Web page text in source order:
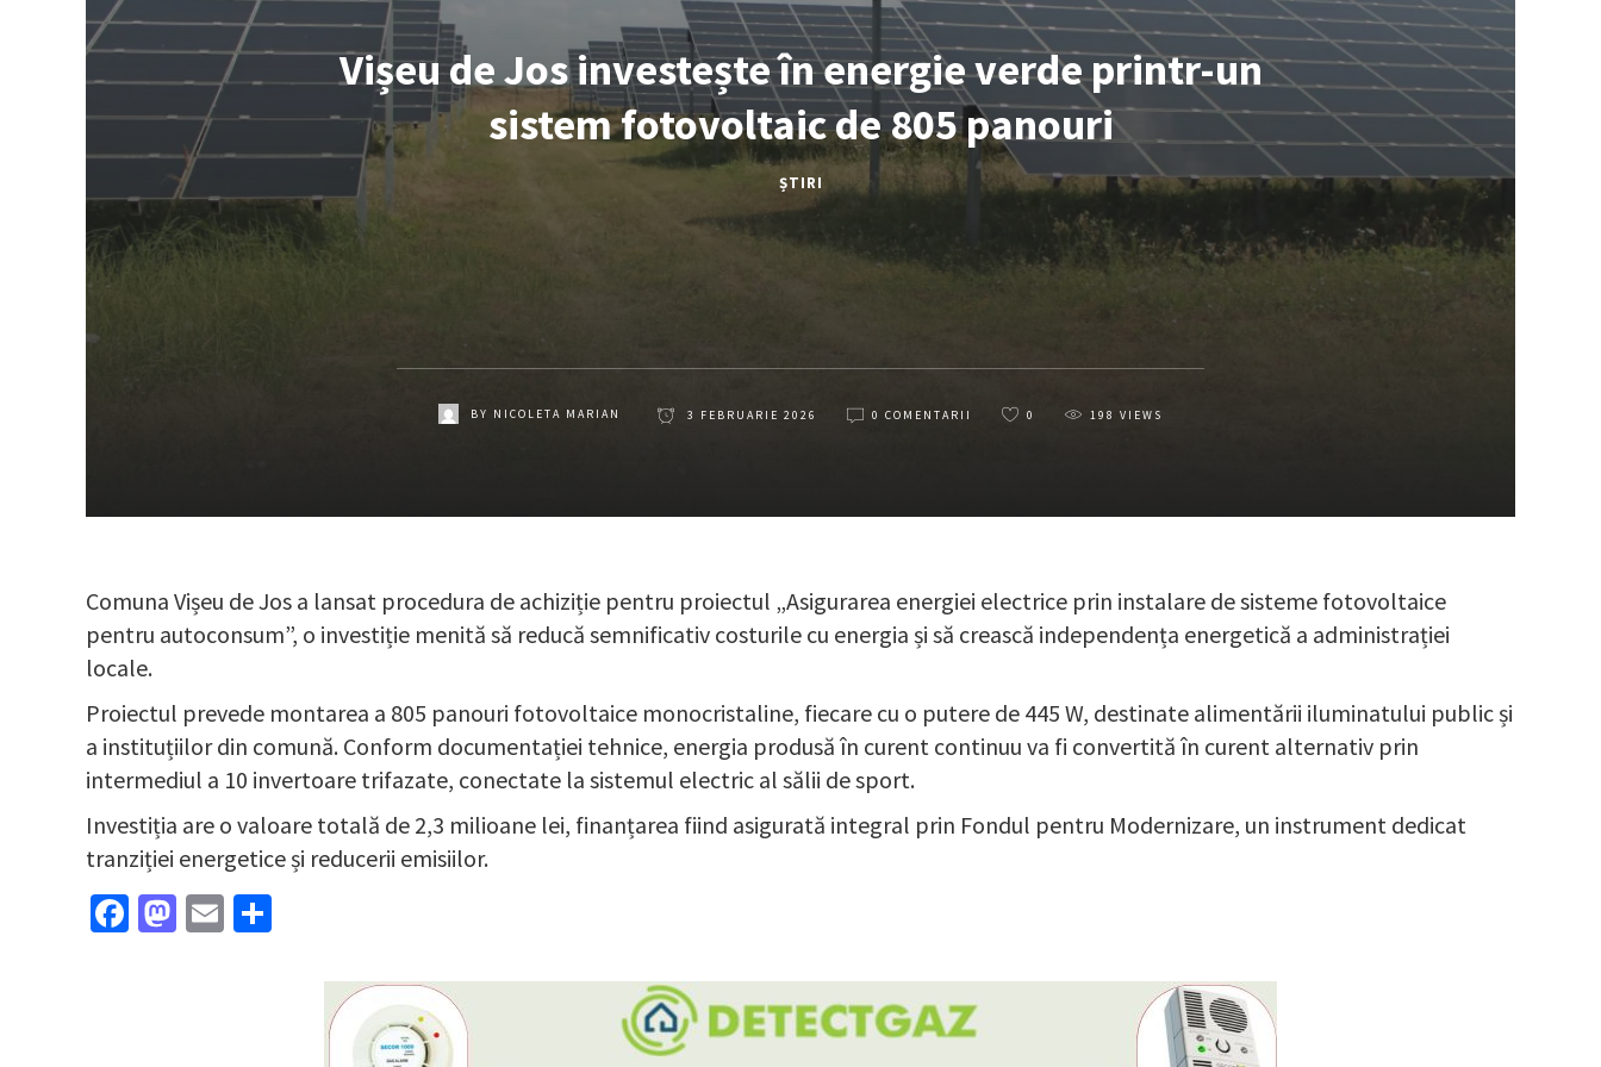
Vișeu de Jos investește în energie verde printr-un
sistem fotovoltaic de 805 panouri
ȘTIRI
BY NICOLETA MARIAN 3 FEBRUARIE 2026 0 COMENTARII 0 198 VIEWS
Comuna Vișeu de Jos a lansat procedura de achiziție pentru proiectul „Asigurarea energiei electrice prin instalare de sisteme fotovoltaice
pentru autoconsum”, o investiție menită să reducă semnificativ costurile cu energia și să crească independența energetică a administrației
locale.
Proiectul prevede montarea a 805 panouri fotovoltaice monocristaline, fiecare cu o putere de 445 W, destinate alimentării iluminatului public și
a instituțiilor din comună. Conform documentației tehnice, energia produsă în curent continuu va fi convertită în curent alternativ prin
intermediul a 10 invertoare trifazate, conectate la sistemul electric al sălii de sport.
Investiția are o valoare totală de 2,3 milioane lei, finanțarea fiind asigurată integral prin Fondul pentru Modernizare, un instrument dedicat
tranziției energetice și reducerii emisiilor.
Facebook
Mastodon
Email